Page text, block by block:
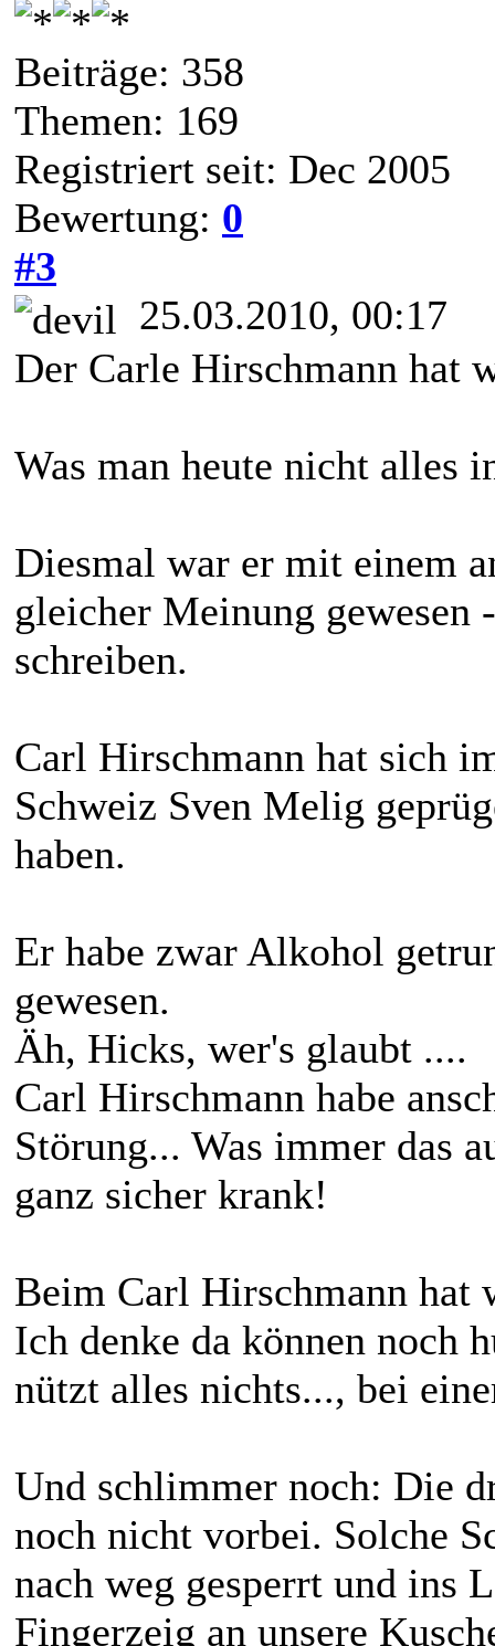
Beiträge: 358
Themen: 169
Registriert seit: Dec 2005
Bewertung: 0
#3
25.03.2010, 00:17
Der Carle Hirschmann hat
Was man heute nicht alles
Diesmal war er mit einem
gleicher Meinung gewesen
schreiben.
Carl Hirschmann hat sich
Schweiz Sven Melig
haben.
Er habe zwar Alkohol
gewesen.
Äh, Hicks, wer's glaubt ....
Carl Hirschmann habe
Störung... Was immer das
ganz sicher krank!
Beim Carl Hirschmann hat
Ich denke da können noch
nützt alles nichts..., bei
Und schlimmer noch: Die
noch nicht vorbei. Solche
nach weg gesperrt und ins
Fingerzeig an unsere